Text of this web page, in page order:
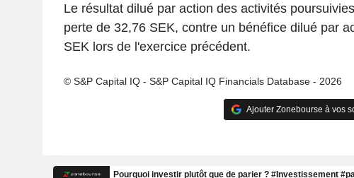
Le résultat dilué par action des activités
perte de 32,76 SEK, contre un bénéfice dilué par
SEK lors de l'exercice précédent.
© S&P Capital IQ - S&P Capital IQ Financials Database - 2026
Ajouter Zonebourse à vos